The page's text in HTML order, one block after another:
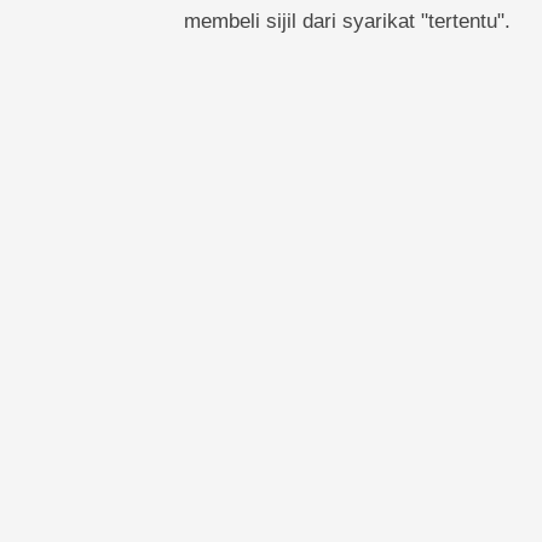
membeli sijil dari syarikat "tertentu".